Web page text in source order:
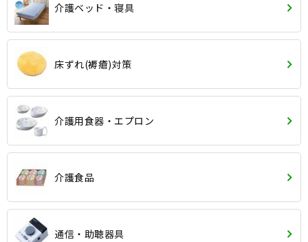
介護ベッド・寝具
床ずれ(褥瘡)対策
介護用食器・エプロン
介護食品
通信・助聴器具